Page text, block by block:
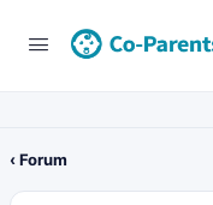
‹ Forum